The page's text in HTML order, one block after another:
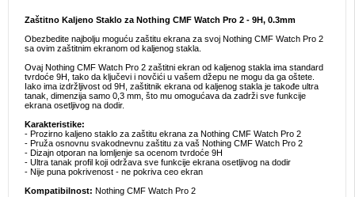
Zaštitno Kaljeno Staklo za Nothing CMF Watch Pro 2 - 9H, 0.3mm
Obezbedite najbolju moguću zaštitu ekrana za svoj Nothing CMF Watch Pro 2
sa ovim zaštitnim ekranom od kaljenog stakla.
Ovaj Nothing CMF Watch Pro 2 zaštitni ekran od kaljenog stakla ima standard
tvrdoće 9H, tako da ključevi i novčići u vašem džepu ne mogu da ga oštete.
Iako ima izdržljivost od 9H, zaštitnik ekrana od kaljenog stakla je takođe ultra
tanak, dimenzija samo 0,3 mm, što mu omogućava da zadrži sve funkcije
ekrana osetljivog na dodir.
Karakteristike:
- Prozirno kaljeno staklo za zaštitu ekrana za Nothing CMF Watch Pro 2
- Pruža osnovnu svakodnevnu zaštitu za vaš Nothing CMF Watch Pro 2
- Dizajn otporan na lomljenje sa ocenom tvrdoće 9H
- Ultra tanak profil koji održava sve funkcije ekrana osetljivog na dodir
- Nije puna pokrivenost - ne pokriva ceo ekran
Kompatibilnost: Nothing CMF Watch Pro 2